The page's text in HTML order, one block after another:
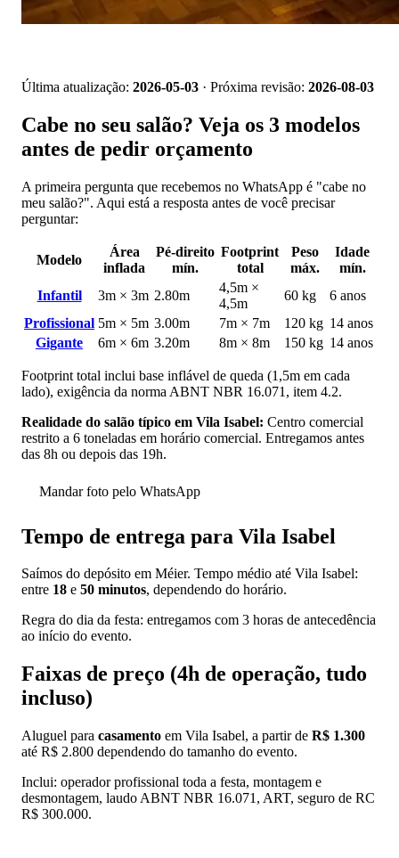
Última atualização: 2026-05-03 · Próxima revisão: 2026-08-03
Cabe no seu salão? Veja os 3 modelos
antes de pedir orçamento
A primeira pergunta que recebemos no WhatsApp é "cabe no
meu salão?". Aqui está a resposta antes de você precisar
perguntar:
Modelo
Área
inflada
Pé-direito
mín.
Footprint
total
Peso
máx.
Idade
mín.
Infantil
3m × 3m 2.80m
4,5m ×
4,5m
60 kg
6 anos
Profissional 5m × 5m 3.00m 7m × 7m 120 kg 14 anos
Gigante
6m × 6m 3.20m 8m × 8m 150 kg 14 anos
Footprint total inclui base inflável de queda (1,5m em cada
lado), exigência da norma ABNT NBR 16.071, item 4.2.
Realidade do salão típico em Vila Isabel: Centro comercial
restrito a 6 toneladas em horário comercial. Entregamos antes
das 8h ou depois das 19h.
Mandar foto pelo WhatsApp
Tempo de entrega para Vila Isabel
Saímos do depósito em Méier. Tempo médio até Vila Isabel:
entre 18 e 50 minutos, dependendo do horário.
Regra do dia da festa: entregamos com 3 horas de antecedência
ao início do evento.
Faixas de preço (4h de operação, tudo
incluso)
Aluguel para casamento em Vila Isabel, a partir de R$ 1.300
até R$ 2.800 dependendo do tamanho do evento.
Inclui: operador profissional toda a festa, montagem e
desmontagem, laudo ABNT NBR 16.071, ART, seguro de RC
R$ 300.000.